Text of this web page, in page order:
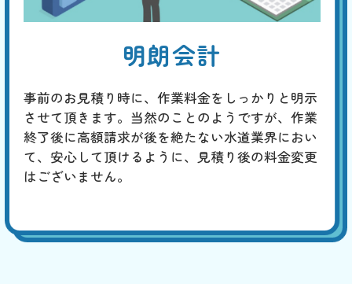
明朗会計
事前のお見積り時に、作業料金をしっかりと明示
させて頂きます。当然のことのようですが、作業
終了後に高額請求が後を絶たない水道業界におい
て、安心して頂けるように、見積り後の料金変更
はございません。